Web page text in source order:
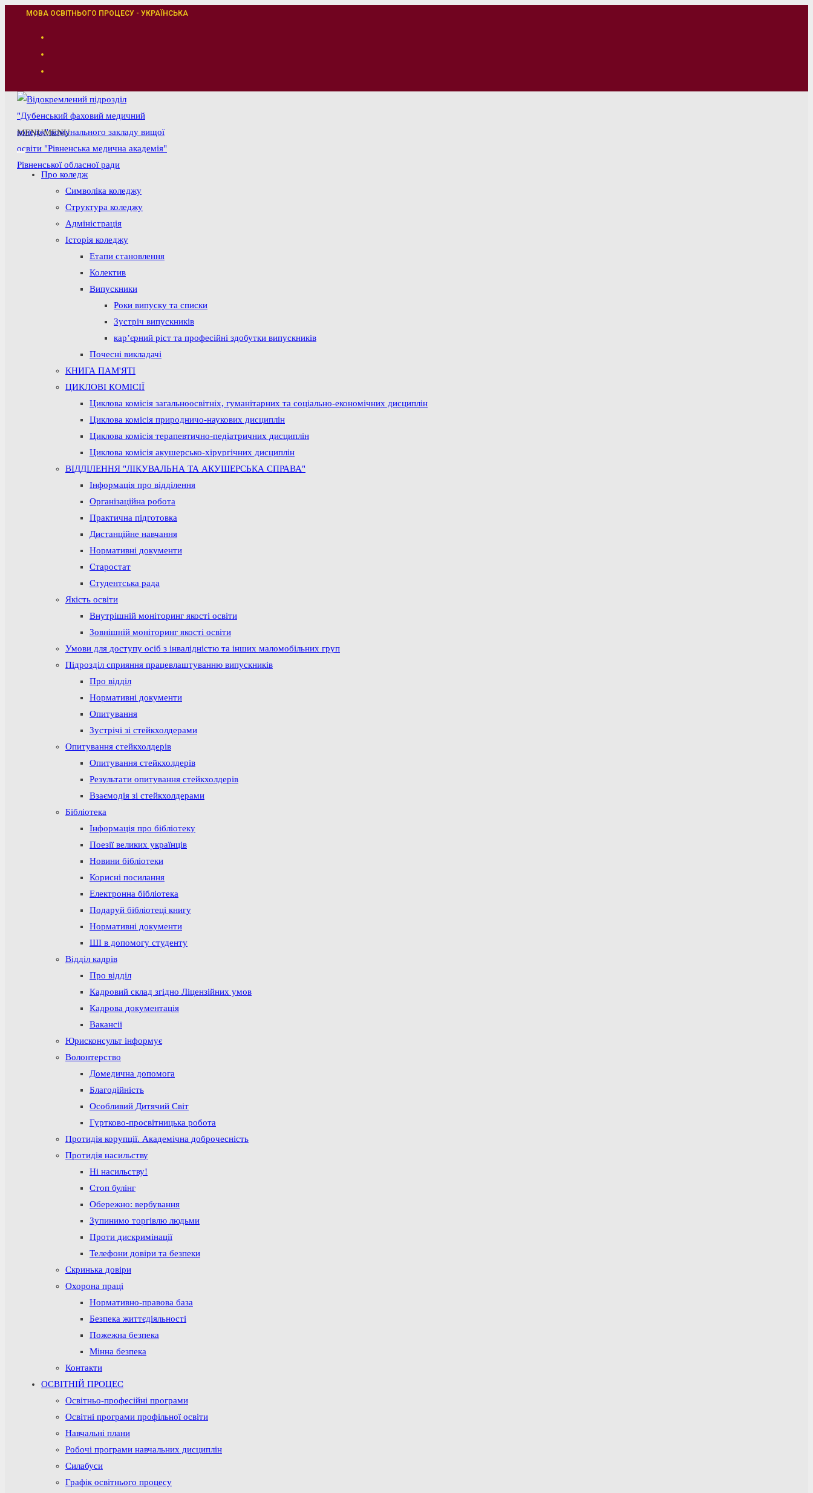
ПерейтиМОВА ОСВІТНЬОГО ПРОЦЕСУ - УКРАЇНСЬКА
MENUMENU
Про коледж
Символіка коледжу
Структура коледжу
Адміністрація
Історія коледжу
Етапи становлення
Колектив
Випускники
Роки випуску та списки
Зустріч випускників
кар’єрний ріст та професійні здобутки випускників
Почесні викладачі
КНИГА ПАМ'ЯТІ
ЦИКЛОВІ КОМІСІЇ
Циклова комісія загальноосвітніх, гуманітарних та соціально-економічних дисциплін
Циклова комісія природничо-наукових дисциплін
Циклова комісія терапевтично-педіатричних дисциплін
Циклова комісія акушерсько-хірургічних дисциплін
ВІДДІЛЕННЯ "ЛІКУВАЛЬНА ТА АКУШЕРСЬКА СПРАВА"
Інформація про відділення
Організаційна робота
Практична підготовка
Дистанційне навчання
Нормативні документи
Старостат
Студентська рада
Якість освіти
Внутрішній моніторинг якості освіти
Зовнішній моніторинг якості освіти
Умови для доступу осіб з інвалідністю та інших маломобільних груп
Підрозділ сприяння працевлаштуванню випускників
Про відділ
Нормативні документи
Опитування
Зустрічі зі стейкхолдерами
Опитування стейкхолдерів
Опитування стейкхолдерів
Результати опитування стейкхолдерів
Взаємодія зі стейкхолдерами
Бібліотека
Інформація про бібліотеку
Поезії великих українців
Новини бібліотеки
Корисні посилання
Електронна бібліотека
Подаруй бібліотеці книгу
Нормативні документи
ШІ в допомогу студенту
Відділ кадрів
Про відділ
Кадровий склад згідно Ліцензійних умов
Кадрова документація
Вакансії
Юрисконсульт інформує
Волонтерство
Домедична допомога
Благодійність
Особливий Дитячий Світ
Гуртково-просвітницька робота
Протидія корупції. Академічна доброчесність
Протидія насильству
Ні насильству!
Стоп булінг
Обережно: вербування
Зупинимо торгівлю людьми
Проти дискримінації
Телефони довіри та безпеки
Скринька довіри
Охорона праці
Нормативно-правова база
Безпека життєдіяльності
Пожежна безпека
Мінна безпека
Контакти
ОСВІТНІЙ ПРОЦЕС
Освітньо-професійні програми
Освітні програми профільної освіти
Навчальні плани
Робочі програми навчальних дисциплін
Силабуси
Графік освітнього процесу